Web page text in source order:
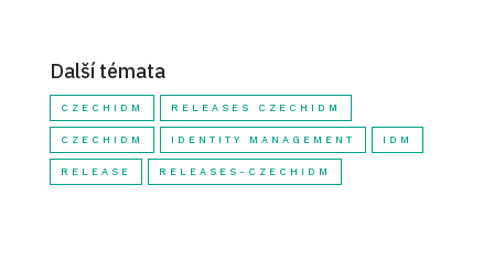
Další témata
CZECHIDM RELEASES CZECHIDM
CZECHIDM IDENTITY MANAGEMENT IDM
RELEASE RELEASES-CZECHIDM